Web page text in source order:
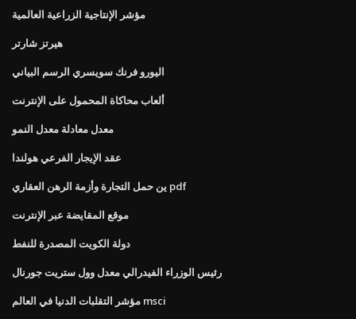
مؤشر الإنتاجية الزراعية العالمية
هيرتز شارتر
اليورو فرنك سويسري الرسم البياني
ألعاب محاكاة المحمول على الإنترنت
معدل معادلة معدل النمو
عقد الإيجار الفرعي هولندا
ين حمل التجارة وأزمة الرهن العقاري pdf
موقع المقايضة عبر الإنترنت
دولة الكويت المصدرة للنفط
رئيس الوزراء الفيدرالي معدل وول ستريت جورنال
مؤشر التقلبات الدنيا في العالم msci